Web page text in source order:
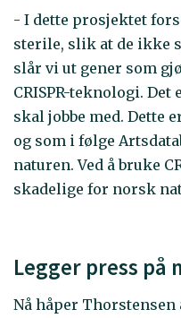
- I dette prosjektet
sterile, slik at de ikke
slår vi ut gener som
CRISPR-teknologi.
skal jobbe med. Dette
og som i følge
naturen. Ved å bruke
skadelige for norsk
Legger press
Nå håper